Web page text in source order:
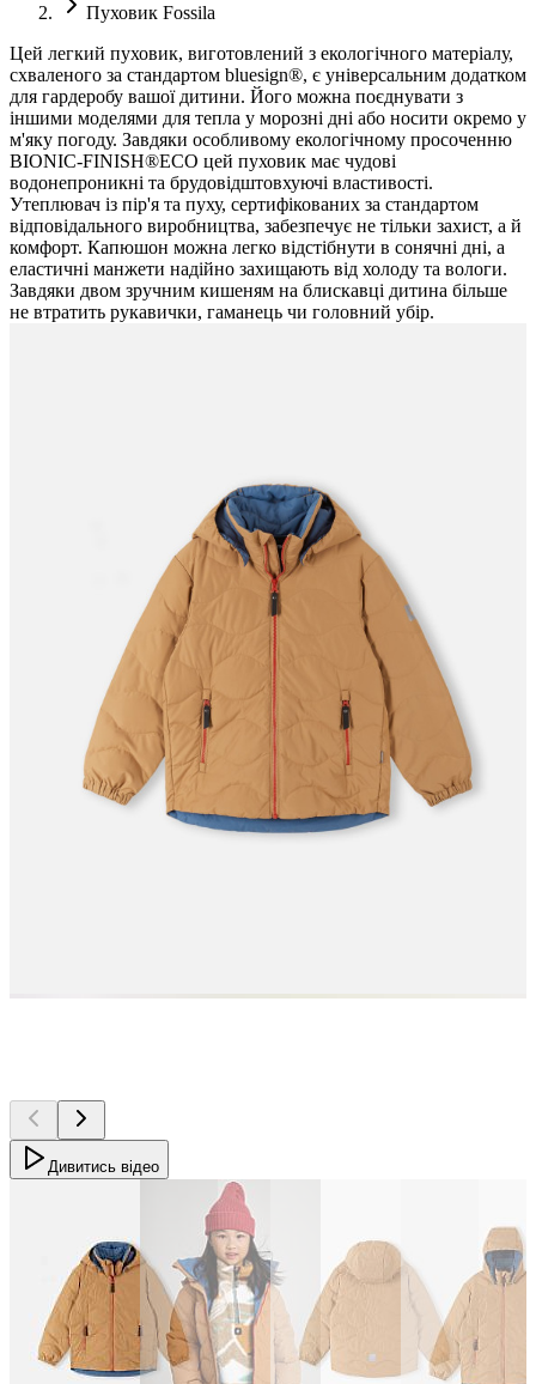
Пуховик Fossila
Цей легкий пуховик, виготовлений з екологічного матеріалу,
схваленого за стандартом bluesign®, є універсальним додатком
для гардеробу вашої дитини. Його можна поєднувати з
іншими моделями для тепла у морозні дні або носити окремо у
м'яку погоду. Завдяки особливому екологічному просоченню
BIONIC-FINISH®ECO цей пуховик має чудові
водонепроникні та брудовідштовхуючі властивості.
Утеплювач із пір'я та пуху, сертифікованих за стандартом
відповідального виробництва, забезпечує не тільки захист, а й
комфорт. Капюшон можна легко відстібнути в сонячні дні, а
еластичні манжети надійно захищають від холоду та вологи.
Завдяки двом зручним кишеням на блискавці дитина більше
не втратить рукавички, гаманець чи головний убір.
Дивитись відео